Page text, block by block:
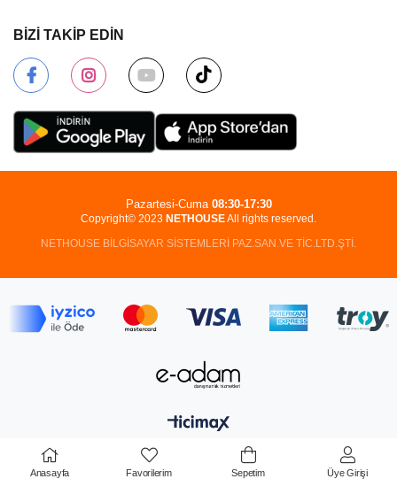
BİZİ TAKİP EDİN
Copyright© 2023 NETHOUSEAll rights reserved.
NETHOUSE BİLGİSAYAR SİSTEMLERİ PAZ.SAN.VE TİC.LTD.ŞTİ.
Pazartesi-Cuma 08:30-17:30
Anasayfa Favorilerim Sepetim Üye Girişi